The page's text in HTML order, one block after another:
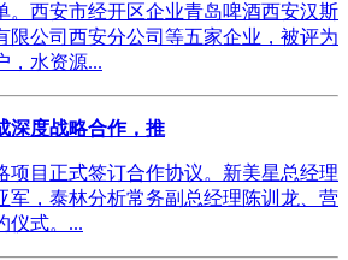
。西安市经开区企业青岛啤酒西安汉斯
限公司西安分公司等五家企业，被评为
，水资源...
深度战略合作，推
项目正式签订合作协议。新美星总经理
军，泰林分析常务副总经理陈训龙、营
仪式。...